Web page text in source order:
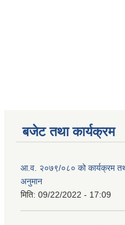
बजेट तथा कार्यक्रम
आ.व. २०७९/०८० को कार्यक्रम
अनुमान
मिति: 09/22/2022 - 17:09